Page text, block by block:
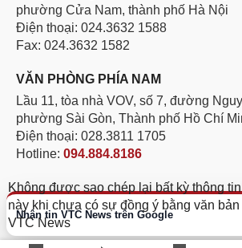
Nhận tin VTC News trên Google
phường Cửa Nam, thành phố Hà Nội
Điện thoại: 024.3632 1588
Fax: 024.3632 1582
VĂN PHÒNG PHÍA NAM
Lầu 11, tòa nhà VOV, số 7, đường
phường Sài Gòn, Thành phố Hồ Chí
Điện thoại: 028.3811 1705
Hotline: 094.884.8186
Không được sao chép lại bất kỳ thông
này khi chưa có sự đồng ý bằng văn
VTC News